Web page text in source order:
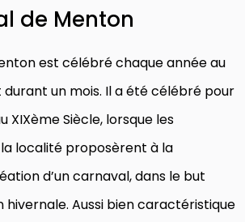
de Menton
est célébré chaque année au
un mois. Il a été célébré pour
XIXème Siècle, lorsque les
localité proposèrent à la
d’un carnaval, dans le but
hivernale. Aussi bien caractéristique